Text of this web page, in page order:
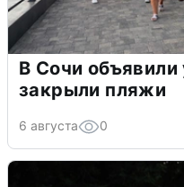
В Сочи
закрыли пляжи
6 августа 0